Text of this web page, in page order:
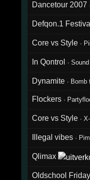
Dancetour 2007 ·
Defqon.1 Festival
Core vs Style ·
In Qontrol ·
Dynamite · Bomb
Flockers ·
Core vs Style ·
Illegal vibes ·
Qlimax
Oldschool Friday